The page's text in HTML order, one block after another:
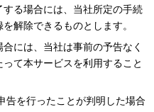
る場合には、当社所定の手続
解除できるものとします。
には、当社は事前の予告なく
て本サービスを利用すること
告を行ったことが判明した場合